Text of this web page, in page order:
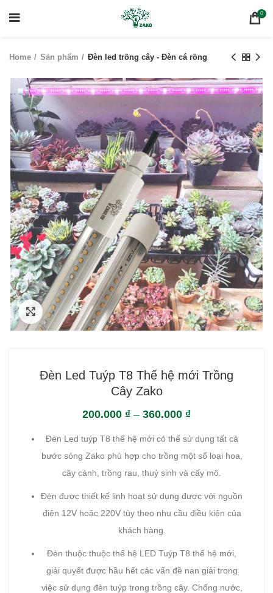
0
Home Sản phẩm Đèn led trồng cây - Đèn cá rồng
Click to enlarge
Đèn Led Tuýp T8 Thế hệ mới Trồng
Cây Zako
200.000 ₫ – 360.000 ₫
Đèn Led tuýp T8 thế hệ mới có thể sử dụng tất cả
bước sóng Zako phù hợp cho trồng một số loại hoa,
cây cảnh, trồng rau, thuỷ sinh và cấy mô.
Đèn được thiết kế linh hoạt sử dụng được với nguồn
điện 12V hoặc 220V tùy theo nhu cầu điều kiện của
khách hàng.
Đèn thuộc thuộc thế hệ LED Tuýp T8 thế hệ mới,
giải quyết được hầu hết các vấn đề nan giải trong
việc sử dụng đèn tuýp trong trồng cây. Chống nước,